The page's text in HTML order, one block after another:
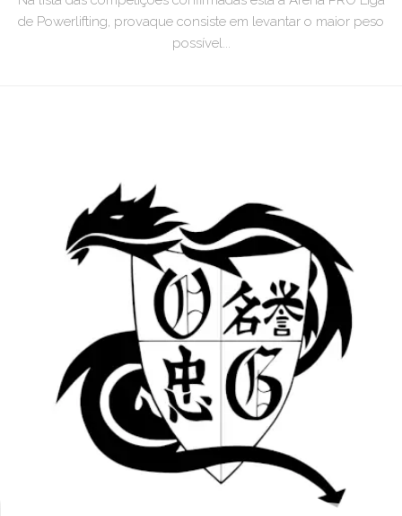
de Powerlifting, provaque consiste em levantar o maior peso
possível...